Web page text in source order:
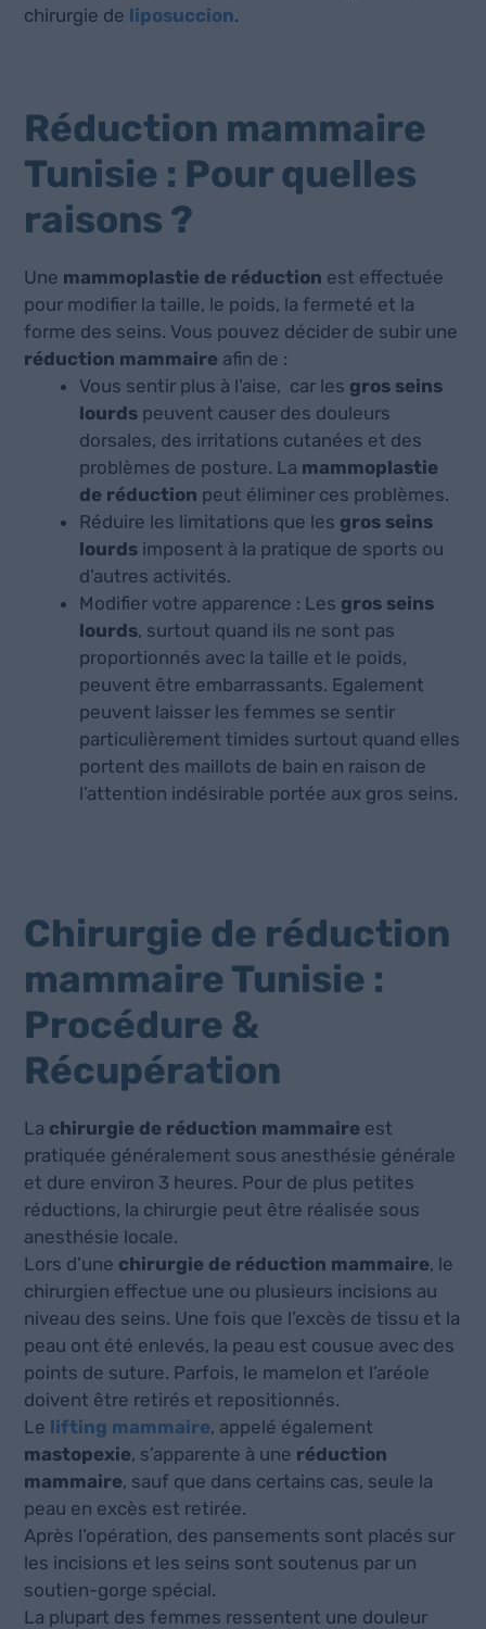
chirurgie de liposuccion.
Réduction mammaire
Tunisie : Pour quelles
raisons ?
Une mammoplastie de réduction est effectuée
pour modifier la taille, le poids, la fermeté et la
forme des seins. Vous pouvez décider de subir une
réduction mammaire afin de :
Vous sentir plus à l’aise, car les gros seins
lourds peuvent causer des douleurs
dorsales, des irritations cutanées et des
problèmes de posture. La mammoplastie
de réduction peut éliminer ces problèmes.
Réduire les limitations que les gros seins
lourds imposent à la pratique de sports ou
d’autres activités.
Modifier votre apparence : Les gros seins
lourds, surtout quand ils ne sont pas
proportionnés avec la taille et le poids,
peuvent être embarrassants. Egalement
peuvent laisser les femmes se sentir
particulièrement timides surtout quand elles
portent des maillots de bain en raison de
l’attention indésirable portée aux gros seins.
Chirurgie de réduction
mammaire Tunisie :
Procédure &
Récupération
La chirurgie de réduction mammaire est
pratiquée généralement sous anesthésie générale
et dure environ 3 heures. Pour de plus petites
réductions, la chirurgie peut être réalisée sous
anesthésie locale.
Lors d’une chirurgie de réduction mammaire, le
chirurgien effectue une ou plusieurs incisions au
niveau des seins. Une fois que l’excès de tissu et la
peau ont été enlevés, la peau est cousue avec des
points de suture. Parfois, le mamelon et l’aréole
doivent être retirés et repositionnés.
Le lifting mammaire, appelé également
mastopexie, s’apparente à une réduction
mammaire, sauf que dans certains cas, seule la
peau en excès est retirée.
Après l’opération, des pansements sont placés sur
les incisions et les seins sont soutenus par un
soutien-gorge spécial.
La plupart des femmes ressentent une douleur